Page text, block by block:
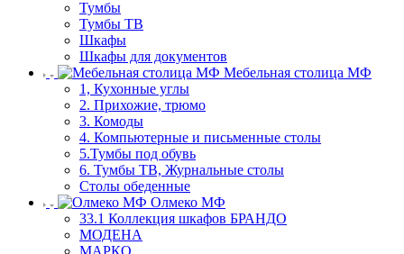
Тумбы
Тумбы ТВ
Шкафы
Шкафы для документов
Мебельная столица МФ
1, Кухонные углы
2. Прихожие, трюмо
3. Комоды
4. Компьютерные и письменные столы
5.Тумбы под обувь
6. Тумбы ТВ, Журнальные столы
Столы обеденные
Олмеко МФ
33.1 Коллекция шкафов БРАНДО
МОДЕНА
МАРКО